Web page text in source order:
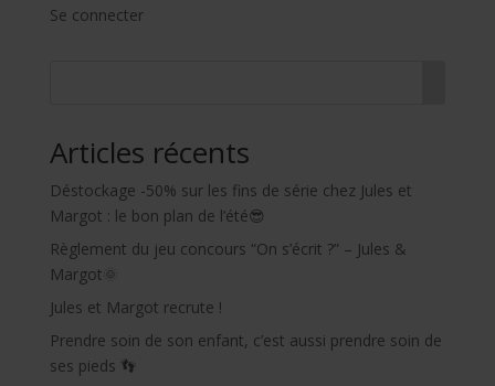
Se connecter
Articles récents
Déstockage -50% sur les fins de série chez Jules et
Margot : le bon plan de l’été😎
Règlement du jeu concours “On s’écrit ?” – Jules &
Margot🌞
Jules et Margot recrute !
Prendre soin de son enfant, c’est aussi prendre soin de
ses pieds 👣